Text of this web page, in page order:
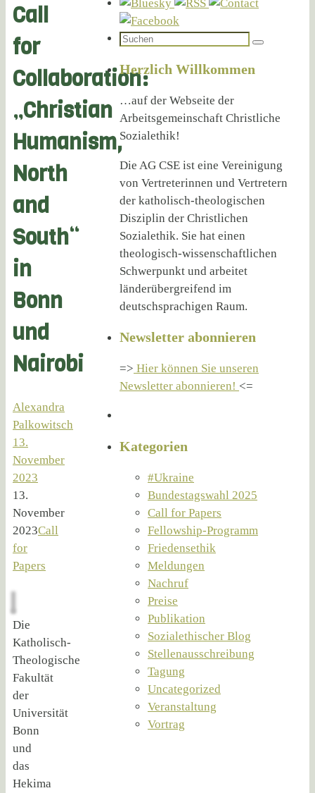
Call
for
Collaboration:
„Christian
Humanism,
North
and
South“
in
Bonn
und
Nairobi
Alexandra
Palkowitsch
13.
November
2023
13.
November
2023Call
for
Papers
Die
Katholisch-
Theologische
Fakultät
der
Universität
Bonn
und
das
Hekima
Suchen
Suchen
Herzlich Willkommen
…auf der Webseite der
Arbeitsgemeinschaft Christliche
Sozialethik!
Die AG CSE ist eine Vereinigung
von Vertreterinnen und Vertretern
der katholisch-theologischen
Disziplin der Christlichen
Sozialethik. Sie hat einen
theologisch-wissenschaftlichen
Schwerpunkt und arbeitet
länderübergreifend im
deutschsprachigen Raum.
Newsletter abonnieren
=> Hier können Sie unseren
Newsletter abonnieren! <=
Kategorien
#Ukraine
Bundestagswahl 2025
Call for Papers
Fellowship-Programm
Friedensethik
Meldungen
Nachruf
Preise
Publikation
Sozialethischer Blog
Stellenausschreibung
Tagung
Uncategorized
Veranstaltung
Vortrag